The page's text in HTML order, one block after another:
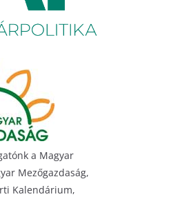
a Magyar
Mezőgazdaság,
Kalendárium,